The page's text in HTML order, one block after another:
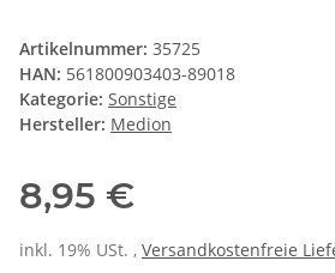
Artikelnummer: 35725
HAN: 561800903403-89018
Kategorie: Sonstige
Hersteller: Medion
8,95 €
inkl. 19% USt. , Versandkostenfreie